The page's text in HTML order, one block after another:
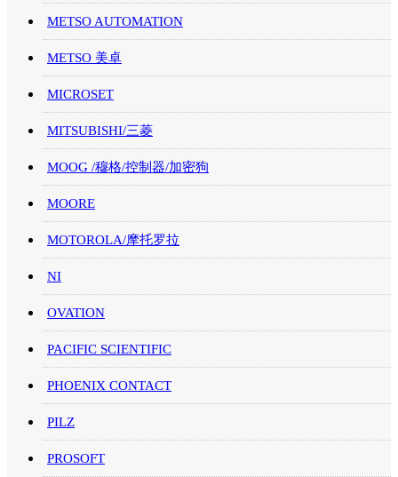
METSO AUTOMATION
METSO 美卓
MICROSET
MITSUBISHI/三菱
MOOG /穆格/控制器/加密狗
MOORE
MOTOROLA/摩托罗拉
NI
OVATION
PACIFIC SCIENTIFIC
PHOENIX CONTACT
PILZ
PROSOFT